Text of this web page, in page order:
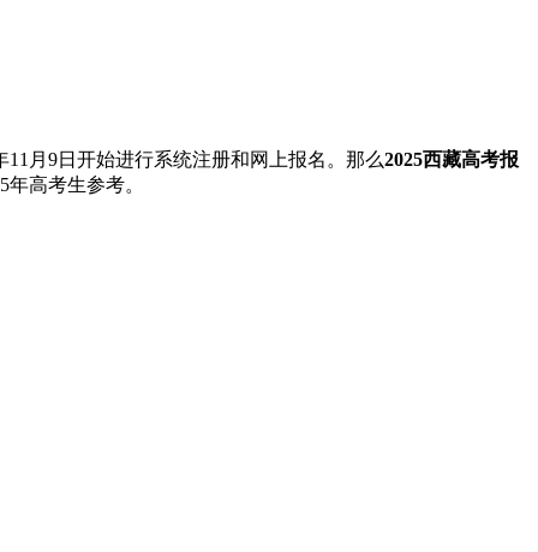
月9日开始进行系统注册和网上报名。那么2025西藏高考报
高考生参考。